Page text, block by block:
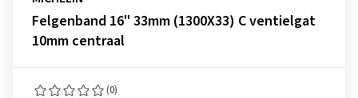
Felgenband 16" 33mm (1300X33) C ventielgat
10mm centraal
(0)